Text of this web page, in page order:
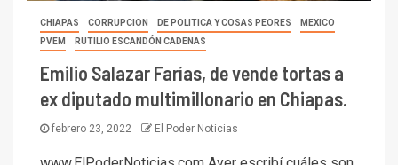
CHIAPAS CORRUPCION DE POLITICA Y COSAS PEORES
MEXICO
PVEM
RUTILIO ESCANDÓN CADENAS
Emilio Salazar Farías, de vende tortas a
ex diputado multimillonario en Chiapas.
febrero 23, 2022 El Poder Noticias